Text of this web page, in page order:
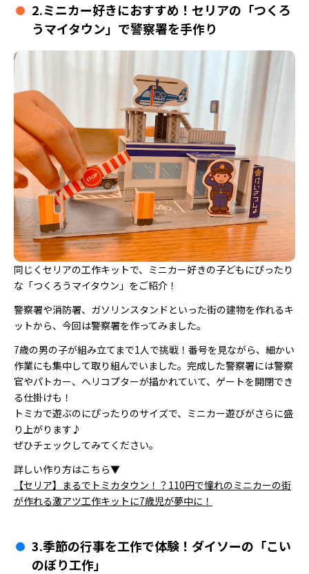
2.ミニカー好きにおすすめ！セリアの「つくろ
うマイタウン」で警察署を手作り
同じくセリアの工作キットで、ミニカー好きの子どもにぴったり
な「つくろうマイタウン」をご紹介！
警察署や消防署、ガソリンスタンドといった街の建物を作れるキ
ットから、今回は警察署を作ってみました。
7歳の男の子が組み立てまで1人で挑戦！番号を見ながら、細かい
作業にも集中して取り組んでいました。完成した警察署には警察
官やパトカー、ヘリコプターが描かれていて、ゲートを開閉でき
る仕掛けも！
トミカで遊ぶのにぴったりのサイズで、ミニカー遊びがさらに盛
り上がります♪
ぜひチェックしてみてください。
詳しい作り方はこちら▼
【セリア】まるでトミカタウン！？110円で憧れのミニカーの街
が作れる激アツ工作キットに7歳児が夢中に！
3.季節の行事を工作で体験！ダイソーの「こい
のぼり工作」